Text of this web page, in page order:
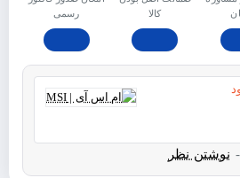
ﮐﺎﻟﺎ
رسمی
- نوشتن نظر